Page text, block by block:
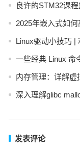
良许的STM32课
2025年嵌入式如何
Linux驱动小技巧 |
一些经典 Linux 命
内存管理：详解虚
深入理解glibc
发表评论